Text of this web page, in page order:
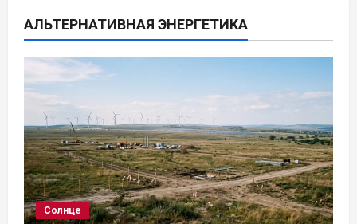
и
я
о
з
а
АЛЬТЕРНАТИВНАЯ ЭНЕРГЕТИКА
Солнце